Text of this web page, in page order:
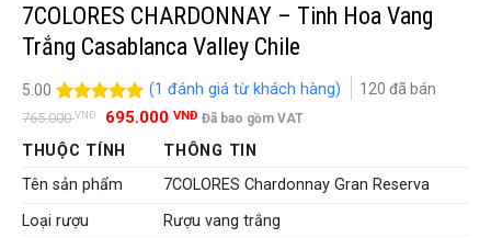
7COLORES CHARDONNAY – Tinh Hoa Vang
Trắng Casablanca Valley Chile
5.00
5.00trên 5
1
(1 đánh giá từ khách hàng) 120 đã bán
765.000VNĐ
Giá
là:
695.000 VNĐGiá
tại
695.000 VNĐ.
Đã bao gồm VAT
THUỘC TÍNH
THÔNG TIN
Tên sản phẩm
7COLORES Chardonnay Gran Reserva
Loại rượu
Rượu vang trắng